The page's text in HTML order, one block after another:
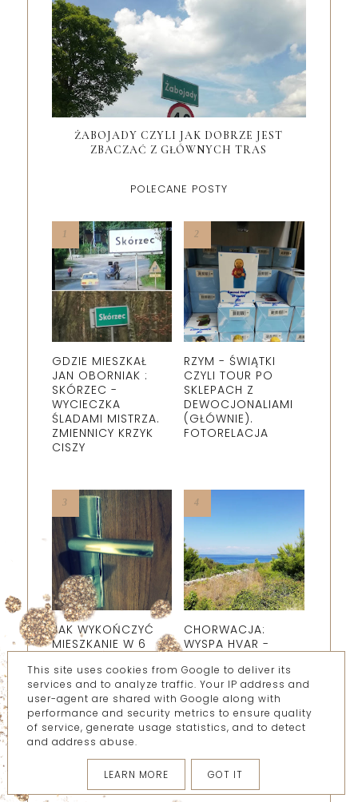
ŻABOJADY CZYLI JAK DOBRZE JEST
ZBACZAĆ Z GŁÓWNYCH TRAS
POLECANE POSTY
GDZIE MIESZKAŁ
JAN OBORNIAK :
SKÓRZEC -
WYCIECZKA
ŚLADAMI MISTRZA.
ZMIENNICY KRZYK
CISZY
RZYM - ŚWIĄTKI
CZYLI TOUR PO
SKLEPACH Z
DEWOCJONALIAMI
(GŁÓWNIE).
FOTORELACJA
JAK WYKOŃCZYĆ
MIESZKANIE W 6
ZASADY
WSPÓŁPRACY Z
FACHOWCAMI,
KTÓRE MOGĄ
URATOWAĆ NAM
TYŁEK
CHORWACJA:
WYSPA HVAR -
FOTORELACJA
This site uses cookies from Google to deliver its
services and to analyze traffic. Your IP address and
user-agent are shared with Google along with
performance and security metrics to ensure quality
of service, generate usage statistics, and to detect
and address abuse.
LEARN MORE GOT IT